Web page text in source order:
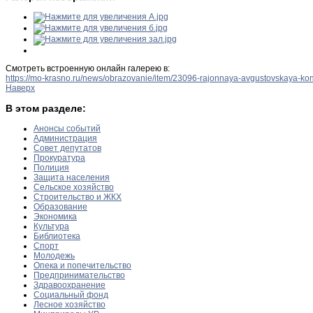
Смотреть встроенную онлайн галерею в:
https://mo-krasno.ru/news/obrazovanie/item/23096-rajonnaya-avgustovskaya-
Наверх
В этом разделе:
Анонсы событий
Администрация
Совет депутатов
Прокуратура
Полиция
Защита населения
Сельское хозяйство
Строительство и ЖКХ
Образование
Экономика
Культура
Библиотека
Спорт
Молодежь
Опека и попечительство
Предпринимательство
Здравоохранение
Социальный фонд
Лесное хозяйство